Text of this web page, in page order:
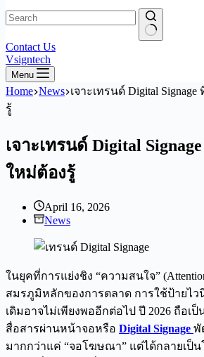
No
results
Contact Us
Vsigntech
Menu
Home News เจาะเทรนด์ Digital
รู้
เจาะเทรนด์ Digital
ใหม่ต้องรู้
April 16, 2026
News
ในยุคที่การแย่งชิง “ความสนใจ”
สมรภูมิหลักของการตลาด การใช้ป้ายไ
เดิมอาจไม่เพียงพออีกต่อไป ปี 2026 ถือเ
สื่อสารผ่านหน้าจอหรือ Digital Signage พั
มากกว่าแค่ “จอโฆษณา” แต่ได้กลายเป็